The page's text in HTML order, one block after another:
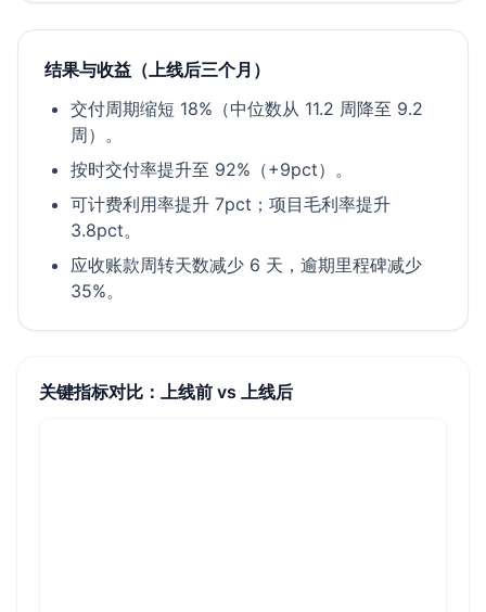
结果与收益（上线后三个月）
交付周期缩短 18%（中位数从 11.2 周降至 9.2
周）。
按时交付率提升至 92%（+9pct）。
可计费利用率提升 7pct；项目毛利率提升
3.8pct。
应收账款周转天数减少 6 天，逾期里程碑减少
35%。
关键指标对比：上线前 vs 上线后